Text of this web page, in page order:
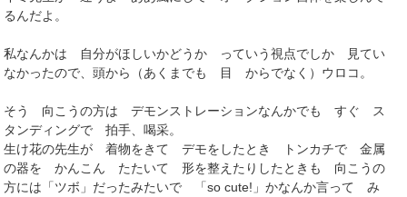
るんだよ。
私なんかは 自分がほしいかどうか っていう視点でしか 見てい
なかったので、頭から（あくまでも 目 からでなく）ウロコ。
そう 向こうの方は デモンストレーションなんかでも すぐ ス
タンディングで 拍手、喝采。
生け花の先生が 着物をきて デモをしたとき トンカチで 金属
の器を かんこん たたいて 形を整えたりしたときも 向こうの
方には「ツボ」だったみたいで 「so cute!」かなんか言って み